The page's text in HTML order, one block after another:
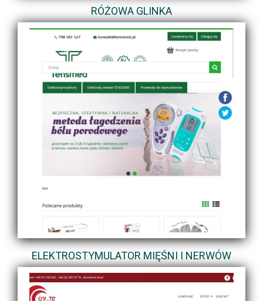
RÓŻOWA GLINKA
ELEKTROSTYMULATOR MIĘŚNI I NERWÓW